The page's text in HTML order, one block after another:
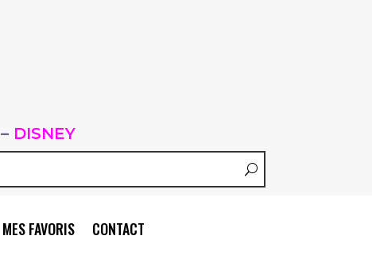
– DISNEY
MES FAVORIS CONTACT